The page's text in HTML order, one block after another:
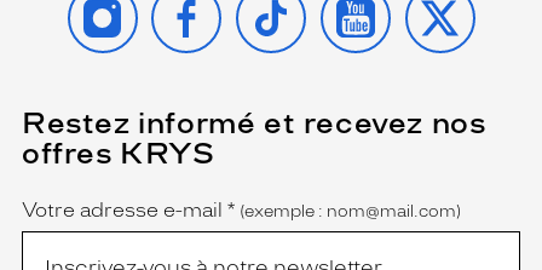
Restez informé et recevez nos
offres KRYS
Name
Votre adresse e-mail *
(Ce
champ
est
obligatoire)
(exemple : nom@mail.com)